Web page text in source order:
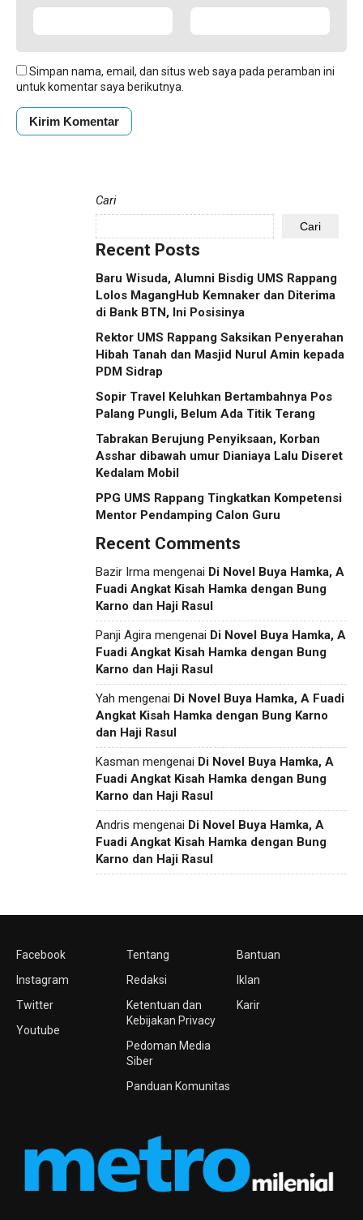
Simpan nama, email, dan situs web saya pada peramban ini
untuk komentar saya berikutnya.
Cari
Cari
Recent Posts
Baru Wisuda, Alumni Bisdig UMS Rappang
Lolos MagangHub Kemnaker dan Diterima
di Bank BTN, Ini Posisinya
Rektor UMS Rappang Saksikan Penyerahan
Hibah Tanah dan Masjid Nurul Amin kepada
PDM Sidrap
Sopir Travel Keluhkan Bertambahnya Pos
Palang Pungli, Belum Ada Titik Terang
Tabrakan Berujung Penyiksaan, Korban
Asshar dibawah umur Dianiaya Lalu Diseret
Kedalam Mobil
PPG UMS Rappang Tingkatkan Kompetensi
Mentor Pendamping Calon Guru
Recent Comments
Bazir Irma mengenai Di Novel Buya Hamka, A
Fuadi Angkat Kisah Hamka dengan Bung
Karno dan Haji Rasul
Panji Agira mengenai Di Novel Buya Hamka, A
Fuadi Angkat Kisah Hamka dengan Bung
Karno dan Haji Rasul
Yah mengenai Di Novel Buya Hamka, A Fuadi
Angkat Kisah Hamka dengan Bung Karno
dan Haji Rasul
Kasman mengenai Di Novel Buya Hamka, A
Fuadi Angkat Kisah Hamka dengan Bung
Karno dan Haji Rasul
Andris mengenai Di Novel Buya Hamka, A
Fuadi Angkat Kisah Hamka dengan Bung
Karno dan Haji Rasul
Facebook
Instagram
Twitter
Youtube
Tentang
Redaksi
Ketentuan dan
Kebijakan Privacy
Pedoman Media
Siber
Panduan Komunitas
Bantuan
Iklan
Karir